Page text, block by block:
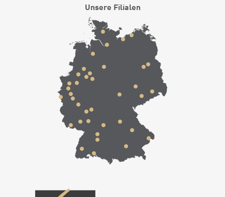
Unsere Filialen